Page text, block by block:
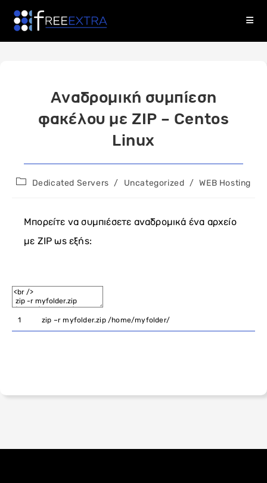
content
Αναδρομική συμπίεση
φακέλου με ZIP – Centos
Linux
PostDedicated Servers / Uncategorized / WEB Hosting
Μπορείτε να συμπιέσετε αναδρομικά ένα αρχείο
με ZIP ως εξής:
1 zip –r myfolder.zip /home/myfolder/